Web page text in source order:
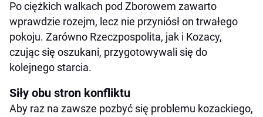
Po ciężkich walkach pod Zborowem zawarto
wprawdzie rozejm, lecz nie przyniósł on trwałego
pokoju. Zarówno Rzeczpospolita, jak i Kozacy,
czując się oszukani, przygotowywali się do
kolejnego starcia.
Siły obu stron konfliktu
Aby raz na zawsze pozbyć się problemu kozackiego,